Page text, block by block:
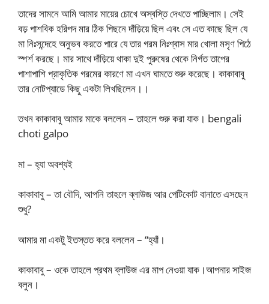
তাদের সামনে আমি আমার মায়ের চোখে অস্বস্তি দেখতে পাচ্ছিলাম। সেই
বড় পাশবিক হরিপদ মার ঠিক পিছনে দাঁড়িয়ে ছিল এবং সে এত কাছে ছিল যে
মা নিঃসন্দেহে অনুভব করতে পারে যে তার গরম নিঃশ্বাস মার খোলা মসৃণ পিঠে
স্পর্শ করছে। মার সাথে দাঁড়িয়ে থাকা দুই পুরুষের থেকে নির্গত তাপের
পাশাপাশি প্রাকৃতিক গরমের কারণে মা এখন ঘামতে শুরু করেছে। কাকাবাবু
তার নোটপ্যাডে কিছু একটা লিখছিলেন।।
তখন কাকাবাবু আমার মাকে বললেন – তাহলে শুরু করা যাক। bengali
choti galpo
মা – হ্যা অবশ্যই
কাকাবাবু – তা বৌদি, আপনি তাহলে ব্লাউজ আর পেটিকোট বানাতে এসছেন
শুধু?
আমার মা একটু ইতস্তত করে বললেন – “হ্যাঁ।
কাকাবাবু – ওকে তাহলে প্রথম ব্লাউজ এর মাপ নেওয়া যাক।আপনার সাইজ
বলুন।